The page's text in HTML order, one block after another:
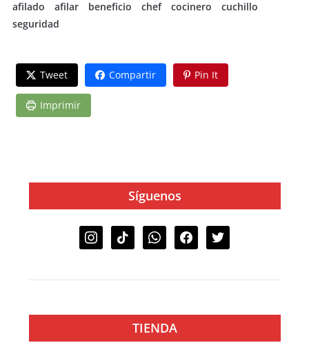
afilado afilar beneficio chef cocinero
cuchillo
seguridad
Tweet Compartir Pin It
Imprimir
Síguenos
TIENDA